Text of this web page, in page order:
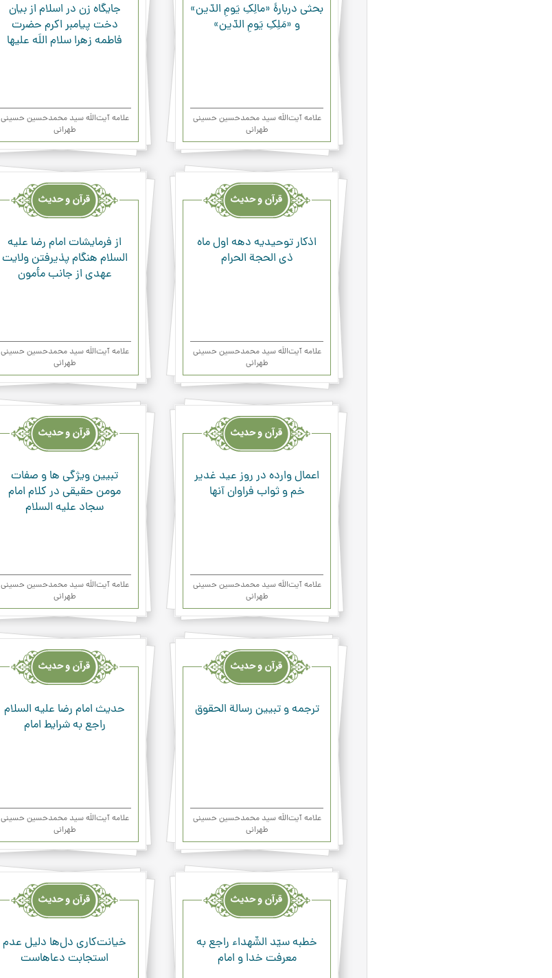
بحثی دربارۀ «مالِکِ یَومِ الدّین»
و «مَلِکِ یَومِ الدّین»
علامه آیت‌اللَه سید محمدحسین حسینی
طهرانی
جايگاه زن در اسلام از بيان
دخت پيامبر اكرم حضرت
فاطمه زهرا سلام اللَه عليها
علامه آیت‌اللَه سید محمدحسین حسینی
طهرانی
قرآن
وحدیث
اذکار توحیدیه دهه اول ماه
ذی الحجة الحرام
علامه آیت‌اللَه سید محمدحسین حسینی
طهرانی
قرآن
وحدیث
از فرمایشات امام رضا علیه
السلام هنگام پذیرفتن ولایت
عهدی از جانب مأمون
علامه آیت‌اللَه سید محمدحسین حسینی
طهرانی
قرآن
وحدیث
اعمال وارده در روز عید غدیر
خم و ثواب فراوان آنها
علامه آیت‌اللَه سید محمدحسین حسینی
طهرانی
قرآن
وحدیث
تبیین ویژگی ها و صفات
مومن حقیقی در کلام امام
سجاد علیه السلام
علامه آیت‌اللَه سید محمدحسین حسینی
طهرانی
قرآن
وحدیث
ترجمه و تبیین رسالة الحقوق
علامه آیت‌اللَه سید محمدحسین حسینی
طهرانی
قرآن
وحدیث
حديث امام رضا علیه السلام
راجع به شرايط امام‏
علامه آیت‌اللَه سید محمدحسین حسینی
طهرانی
قرآن
وحدیث
خطبه‌ سيّد الشّهداء راجع‌ به‌
معرفت خدا و امام
قرآن
وحدیث
خیانت‌کاری دل‌ها دلیل عدم
استجابت دعاهاست